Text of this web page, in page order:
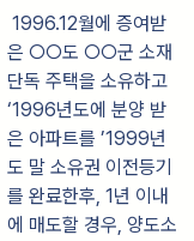
1996.12월에 증여받
은 ○○도 ○○군 소재
단독 주택을 소유하고
‘1996년도에 분양 받
은 아파트를 ’1999년
도 말 소유권 이전등기
를 완료한후, 1년 이내
에 매도할 경우, 양도소